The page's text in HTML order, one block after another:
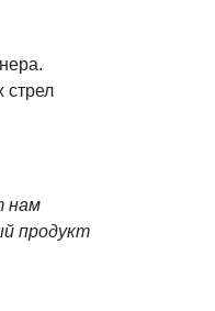
стрел
нам
продукт